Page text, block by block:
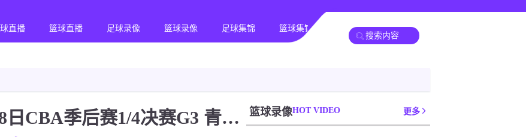
直播 篮球直播 足球录像 篮球录像 足球集锦 篮球集锦 足球新闻 篮球新闻
2025年04月18日 04月18日CBA季后赛1/4决赛G3 青岛 - 广厦 精彩镜头 篮球录像HOT VIDEO 更多